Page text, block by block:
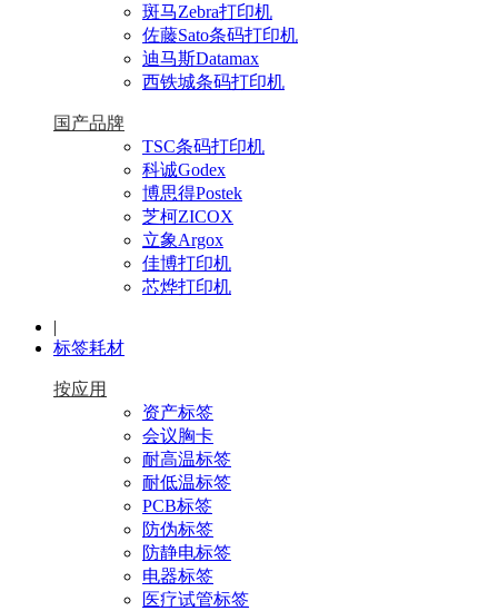
斑马Zebra打印机
佐藤Sato条码打印机
迪马斯Datamax
西铁城条码打印机
国产品牌
TSC条码打印机
科诚Godex
博思得Postek
芝柯ZICOX
立象Argox
佳博打印机
芯烨打印机
|
标签耗材
按应用
资产标签
会议胸卡
耐高温标签
耐低温标签
PCB标签
防伪标签
防静电标签
电器标签
医疗试管标签